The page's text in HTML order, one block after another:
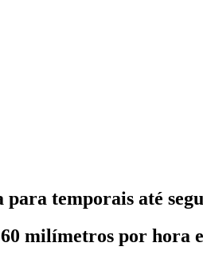
temporais até
milímetros por hora